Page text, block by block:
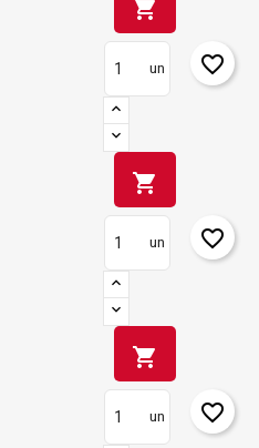
shopping_cart
un
shopping_cart
favorite_border
un
shopping_cart
favorite_border
un favorite_border